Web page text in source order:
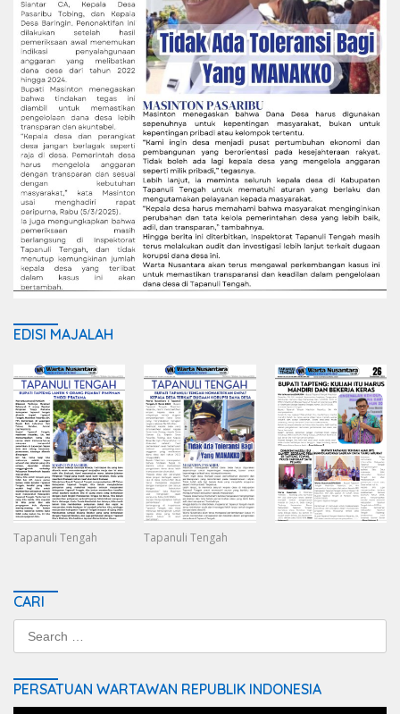
EDISI MAJALAH
Tapanuli Tengah Tapanuli Tengah
CARI
Search
for:
PERSATUAN WARTAWAN REPUBLIK INDONESIA